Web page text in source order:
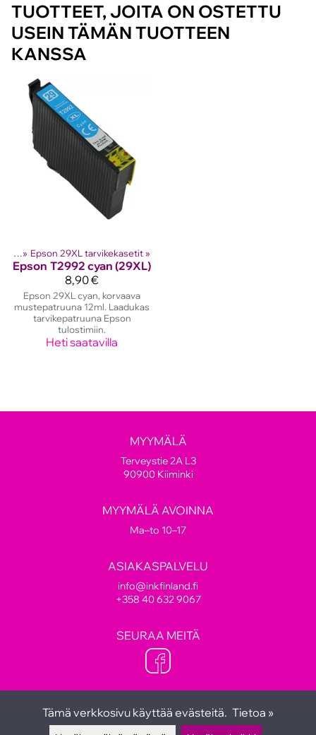
TUOTTEET, JOITA ON OSTETTU
USEIN TÄMÄN TUOTTEEN
KANSSA
‪» Epson 29XL tarvikekasetit ‪»
Epson T2992 cyan (29XL)
8,90 €
Epson 29XL cyan, korvaava
mustepatruuna 12ml. Laadukas
tarvikepatruuna Epson
tulostimiin.
Heti saatavilla
MYYMÄLÄ
Terveystie 2A L3
90900 Kiiminki
MYYMÄLÄ AVOINNA
Ma–to 10–17
ASIAKASPALVELU
info@inkfinland.fi
+358 40 632 9067
SEURAA MEITÄ
Tämä verkkosivu käyttää evästeitä. Tietoa »